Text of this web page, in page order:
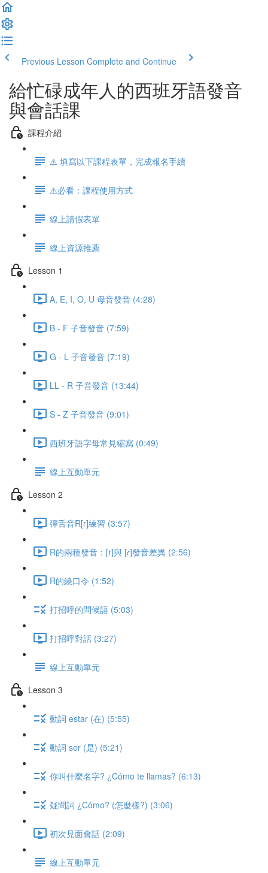
Previous Lesson Complete and Continue
給忙碌成年人的西班牙語發音
與會話課
課程介紹
⚠️ 填寫以下課程表單，完成報名手續
⚠️必看：課程使用方式
線上請假表單
線上資源推薦
Lesson 1
A, E, I, O, U 母音發音 (4:28)
B - F 子音發音 (7:59)
G - L 子音發音 (7:19)
LL - R 子音發音 (13:44)
S - Z 子音發音 (9:01)
西班牙語字母常見縮寫 (0:49)
線上互動單元
Lesson 2
彈舌音R[r]練習 (3:57)
R的兩種發音：[r]與 [ɾ]發音差異 (2:56)
R的繞口令 (1:52)
打招呼的問候語 (5:03)
打招呼對話 (3:27)
線上互動單元
Lesson 3
動詞 estar (在) (5:55)
動詞 ser (是) (5:21)
你叫什麼名字? ¿Cómo te llamas? (6:13)
疑問詞 ¿Cómo? (怎麼樣?) (3:06)
初次見面會話 (2:09)
線上互動單元